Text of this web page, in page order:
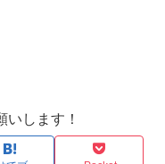
いします！